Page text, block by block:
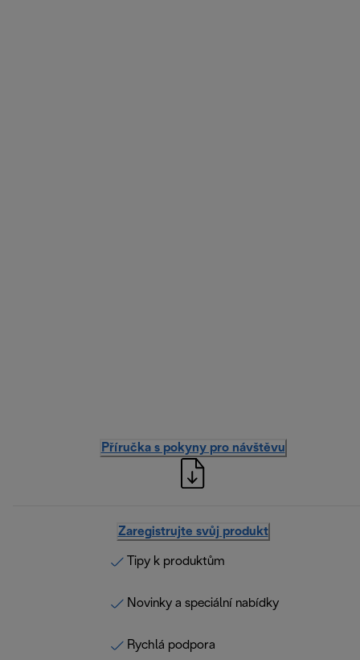
Příručka s pokyny pro návštěvu
Zaregistrujte svůj produkt
Tipy k produktům
Novinky a speciální nabídky
Rychlá podpora